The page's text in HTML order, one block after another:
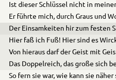
Ist dieser Schlüssel nicht in
Er führte mich, durch Graus und
Der Einsamkeiten hir zum festen
Hier faß ich Fuß! Hier sind es
Von hieraus darf der Geist mit
Das Doppelreich, das große sich
So fern sie war, wie kann sie näher